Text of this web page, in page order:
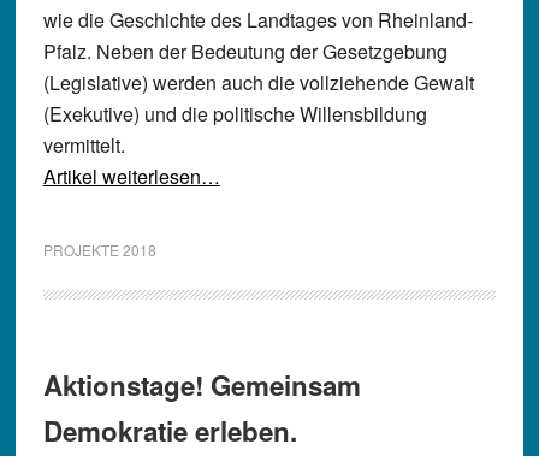
wie die Geschichte des Landtages von Rheinland-
Pfalz. Neben der Bedeutung der Gesetzgebung
(Legislative) werden auch die vollziehende Gewalt
(Exekutive) und die politische Willensbildung
vermittelt.
Artikel weiterlesen…
PROJEKTE 2018
Aktionstage! Gemeinsam
Demokratie erleben.